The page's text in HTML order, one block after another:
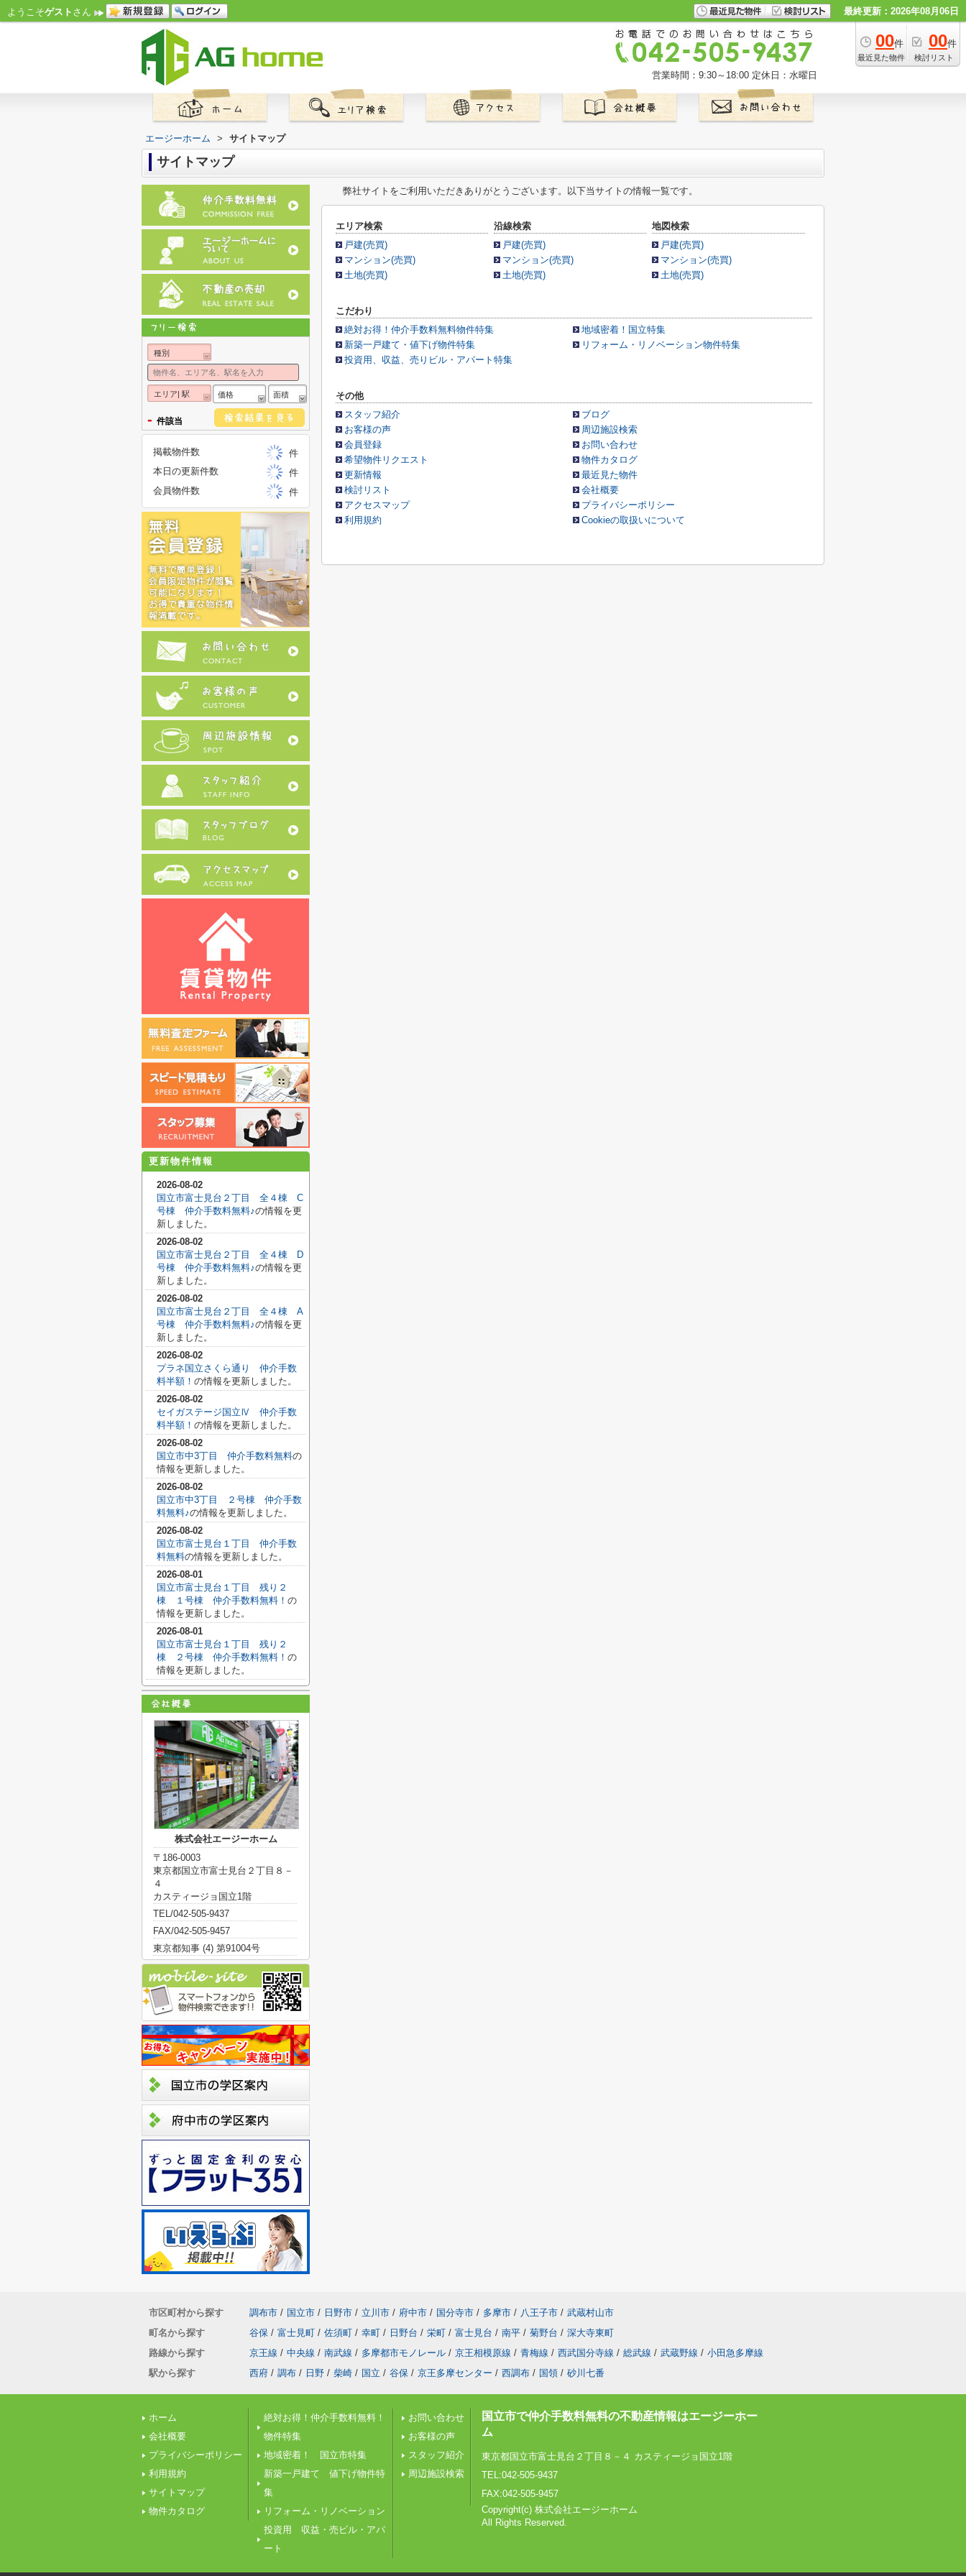
ようこそゲスト さん 最終更新：2026年08月06日
00件
最近見た物件
00件
検討リスト
営業時間：9:30～18:00 定休日：水曜日
エージーホーム > サイトマップ
サイトマップ
弊社サイトをご利用いただきありがとうございます。以下当サイトの情報一覧です。
エリア検索
戸建(売買)
マンション(売買)
土地(売買)
沿線検索
戸建(売買)
マンション(売買)
土地(売買)
地図検索
戸建(売買)
マンション(売買)
土地(売買)
こだわり
絶対お得！仲介手数料無料物件特集
地域密着！国立特集
新築一戸建て・値下げ物件特集
リフォーム・リノベーション物件特集
投資用、収益、売りビル・アパート特集
その他
スタッフ紹介
ブログ
お客様の声
周辺施設検索
会員登録
お問い合わせ
希望物件リクエスト
物件カタログ
更新情報
最近見た物件
検討リスト
会社概要
アクセスマップ
プライバシーポリシー
利用規約
Cookieの取扱いについて
種別
エリア| 駅 価格 面積
- 件該当
掲載物件数
件
本日の更新件数
件
会員物件数
件
更新物件情報
2026-08-02
国立市富士見台２丁目 全４棟 C
号棟 仲介手数料無料♪の情報を更
新しました。
2026-08-02
国立市富士見台２丁目 全４棟 D
号棟 仲介手数料無料♪の情報を更
新しました。
2026-08-02
国立市富士見台２丁目 全４棟 A
号棟 仲介手数料無料♪の情報を更
新しました。
2026-08-02
プラネ国立さくら通り 仲介手数
料半額！ の情報を更新しました。
2026-08-02
セイガステージ国立Ⅳ 仲介手数
料半額！ の情報を更新しました。
2026-08-02
国立市中3丁目 仲介手数料無料の
情報を更新しました。
2026-08-02
国立市中3丁目 ２号棟 仲介手数
料無料♪の情報を更新しました。
2026-08-02
国立市富士見台１丁目 仲介手数
料無料の情報を更新しました。
2026-08-01
国立市富士見台１丁目 残り２
棟 １号棟 仲介手数料無料！ の
情報を更新しました。
2026-08-01
国立市富士見台１丁目 残り２
棟 ２号棟 仲介手数料無料！ の
情報を更新しました。
株式会社エージーホーム
〒186-0003
東京都国立市富士見台２丁目８－
４
カスティージョ国立1階
TEL/042-505-9437
FAX/042-505-9457
東京都知事 (4) 第91004号
市区町村から探す 調布市 / 国立市 / 日野市 / 立川市 / 府中市 / 国分寺市 / 多摩市 / 八王子市 / 武蔵村山市
町名から探す
谷保 / 富士見町 / 佐須町 / 幸町 / 日野台 / 栄町 / 富士見台 / 南平 / 菊野台 / 深大寺東町
路線から探す
京王線 / 中央線 / 南武線 / 多摩都市モノレール / 京王相模原線 / 青梅線 / 西武国分寺線 / 総武線 / 武蔵野線 / 小田急多摩線
駅から探す
西府 / 調布 / 日野 / 柴崎 / 国立 / 谷保 / 京王多摩センター / 西調布 / 国領 / 砂川七番
ホーム
会社概要
プライバシーポリシー
利用規約
サイトマップ
物件カタログ
絶対お得！仲介手数料無料！
物件特集
地域密着！ 国立市特集
新築一戸建て 値下げ物件特
集
リフォーム・リノベーション
投資用 収益・売ビル・アパ
ート
お問い合わせ
お客様の声
スタッフ紹介
周辺施設検索
国立市で仲介手数料無料の不動産情報はエージーホー
ム
東京都国立市富士見台２丁目８－４ カスティージョ国立1階
TEL:042-505-9437
FAX:042-505-9457
Copyright(c) 株式会社エージーホーム
All Rights Reserved.